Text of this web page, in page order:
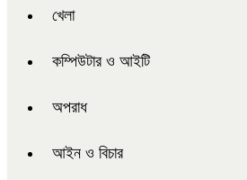
খেলা
কম্পিউটার ও আইটি
অপরাধ
আইন ও বিচার